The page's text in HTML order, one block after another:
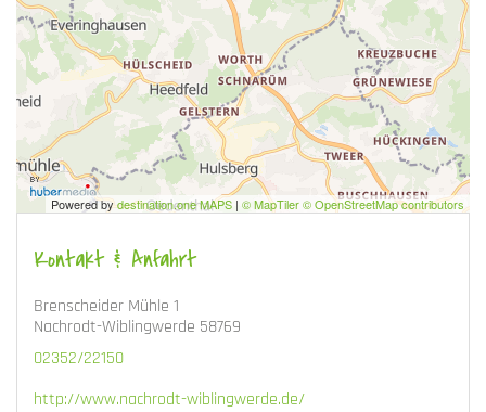
Powered bydestination.one MAPS | © MapTiler © OpenStreetMap contributors
Kontakt & Anfahrt
Brenscheider Mühle 1
Nachrodt-Wiblingwerde 58769
02352/22150
http://www.nachrodt-wiblingwerde.de/